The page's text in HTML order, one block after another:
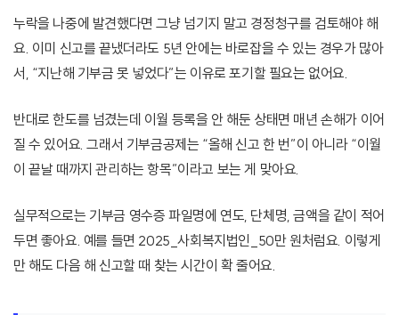
누락을 나중에 발견했다면 그냥 넘기지 말고 경정청구를 검토해야 해
요. 이미 신고를 끝냈더라도 5년 안에는 바로잡을 수 있는 경우가 많아
서, “지난해 기부금 못 넣었다”는 이유로 포기할 필요는 없어요.
반대로 한도를 넘겼는데 이월 등록을 안 해둔 상태면 매년 손해가 이어
질 수 있어요. 그래서 기부금공제는 “올해 신고 한 번”이 아니라 “이월
이 끝날 때까지 관리하는 항목”이라고 보는 게 맞아요.
실무적으로는 기부금 영수증 파일명에 연도, 단체명, 금액을 같이 적어
두면 좋아요. 예를 들면 2025_사회복지법인_50만 원처럼요. 이렇게
만 해도 다음 해 신고할 때 찾는 시간이 확 줄어요.